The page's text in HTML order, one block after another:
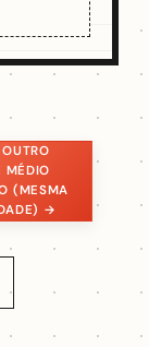
MÉDIO
(MESMA
→